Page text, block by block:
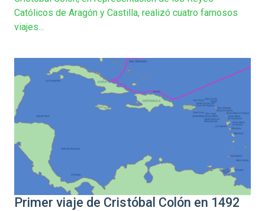
Católicos de Aragón y Castilla, realizó cuatro famosos
viajes...
Primer viaje de Cristóbal Colón en 1492